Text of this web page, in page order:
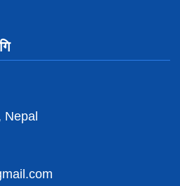
Nepal